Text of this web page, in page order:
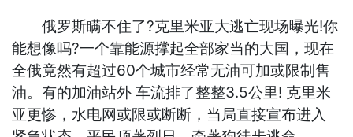
俄罗斯瞒不住了?克里米亚大逃亡现场曝光!你
能想像吗?一个靠能源撑起全部家当的大国，现在
全俄竟然有超过60个城市经常无油可加或限制售
油。有的加油站外 车流排了整整3.5公里! 克里米
亚更惨，水电网或限或断断，当局直接宣布进入